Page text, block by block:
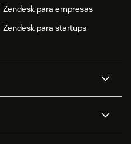
Zendesk para empresas
Zendesk para startups